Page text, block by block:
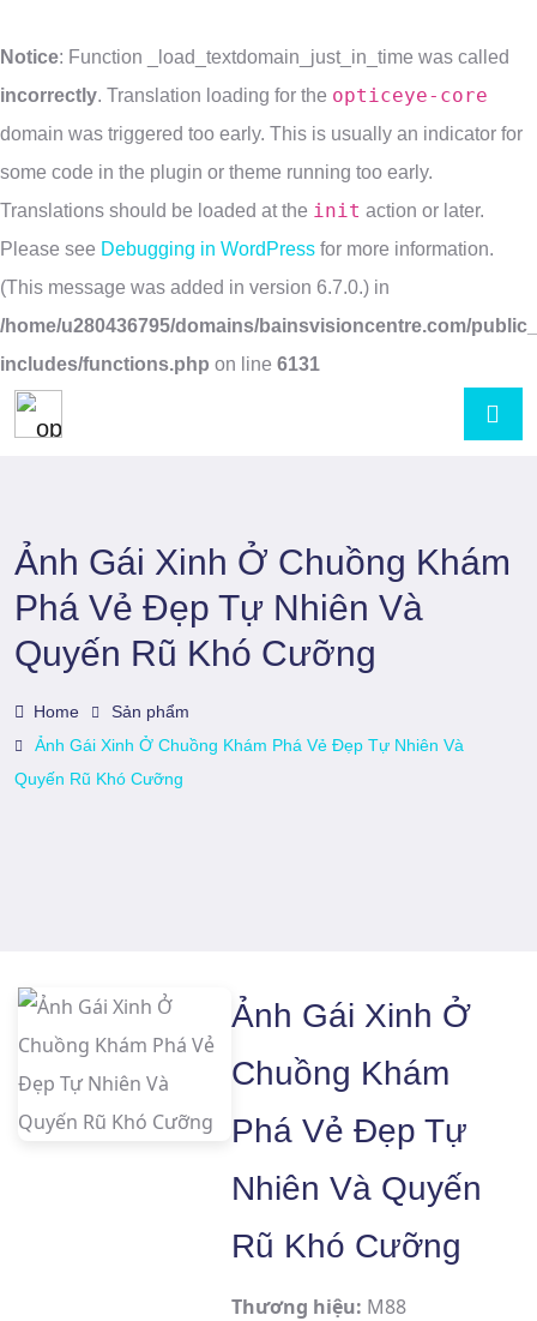
Notice: Function _load_textdomain_just_in_time was called
incorrectly. Translation loading for the opticeye-core
domain was triggered too early. This is usually an indicator for
some code in the plugin or theme running too early.
Translations should be loaded at the init action or later.
Please see Debugging in WordPress for more information.
(This message was added in version 6.7.0.) in
/home/u280436795/domains/bainsvisioncentre.com/
includes/functions.php on line 6131
Ảnh Gái Xinh Ở Chuồng Khám
Phá Vẻ Đẹp Tự Nhiên Và
Quyến Rũ Khó Cưỡng
Home
Sản phẩm
Ảnh Gái Xinh Ở Chuồng Khám Phá Vẻ Đẹp Tự Nhiên Và
Quyến Rũ Khó Cưỡng
Ảnh Gái Xinh Ở
Chuồng Khám
Phá Vẻ Đẹp Tự
Nhiên Và Quyến
Rũ Khó Cưỡng
Thương hiệu: M88